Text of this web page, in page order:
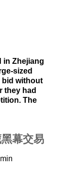
in Zhejiang
sized
bid without
they had
The
幕交易